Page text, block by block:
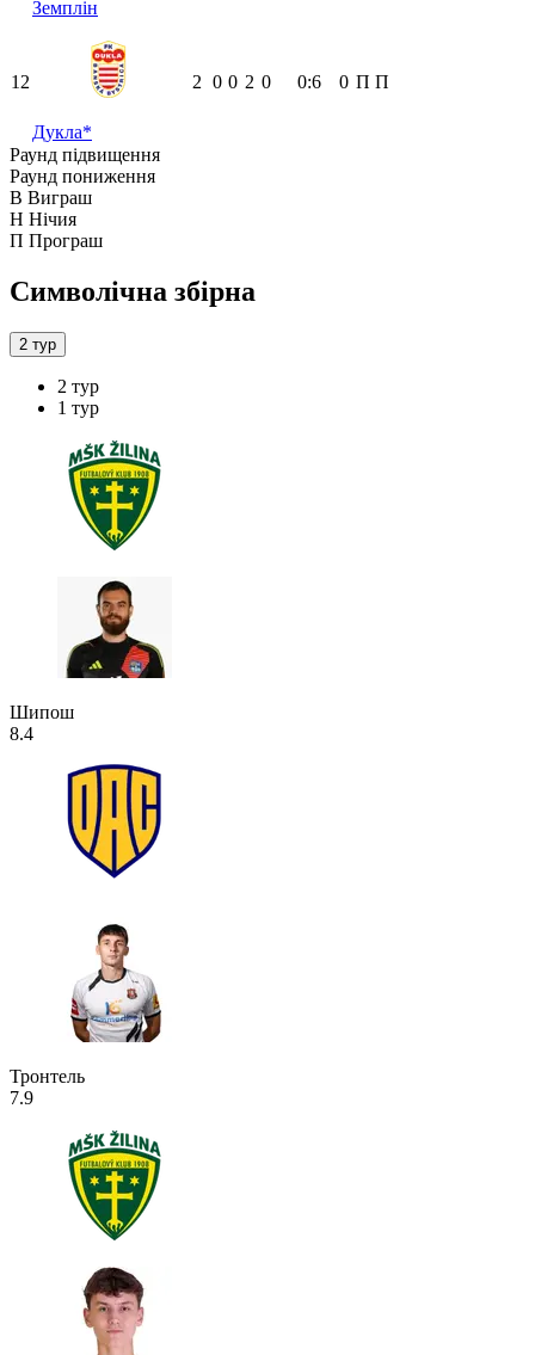
Земплін
12
Дукла*
2 0 0 2 0 0:6 0 П П
Раунд підвищення
Раунд пониження
В Виграш
Н Нічия
П Програш
Символічна збірна
2 тур
2 тур
1 тур
Шипош
8.4
Тронтель
7.9